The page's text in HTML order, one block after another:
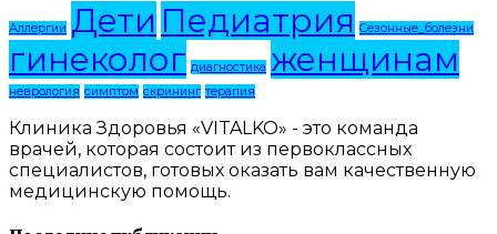
Аллергии Дети Педиатрия Сезонные_болезни
гинеколог диагностика женщинам
неврология симптом скрининг терапия
Клиника Здоровья «VITALKO» - это команда
врачей, которая состоит из первоклассных
специалистов, готовых оказать вам качественную
медицинскую помощь.